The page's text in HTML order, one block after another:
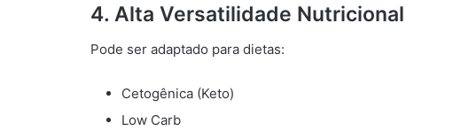
4. Alta Versatilidade Nutricional
Pode ser adaptado para dietas:
Cetogênica (Keto)
Low Carb